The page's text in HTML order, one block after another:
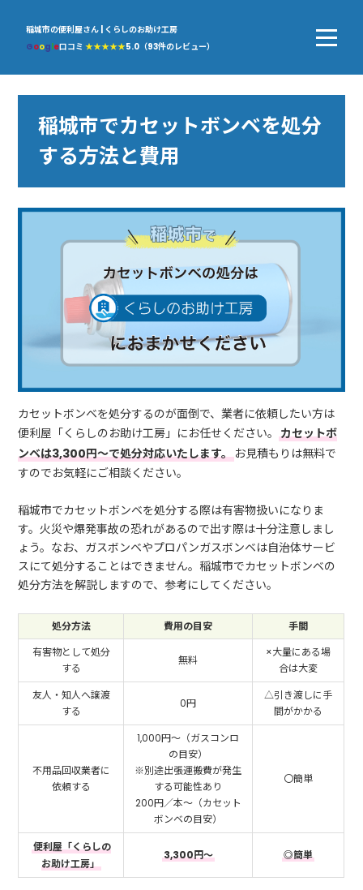
稲城市の便利屋さん | くらしのお助け工房
Google口コミ★★★★★5.0（93件のレビュー）
稲城市でカセットボンベを処分
する方法と費用
カセットボンベを処分するのが面倒で、業者に依頼したい方は
便利屋「くらしのお助け工房」にお任せください。カセットボ
ンベは3,300円～で処分対応いたします。お見積もりは無料で
すのでお気軽にご相談ください。
稲城市でカセットボンベを処分する際は有害物扱いになりま
す。火災や爆発事故の恐れがあるので出す際は十分注意しまし
ょう。なお、ガスボンベやプロパンガスボンベは自治体サービ
スにて処分することはできません。稲城市でカセットボンベの
処分方法を解説しますので、参考にしてください。
処分方法 費用の目安
手間
有害物として処分
する
無料
×大量にある場
合は大変
友人・知人へ譲渡
する
0円
△引き渡しに手
間がかかる
不用品回収業者に
依頼する
1,000円～（ガスコンロ
の目安）
※別途出張運搬費が発生
する可能性あり
200円／本～（カセット
ボンベの目安）
〇簡単
便利屋「くらしの
お助け工房」
3,300円～ ◎簡単